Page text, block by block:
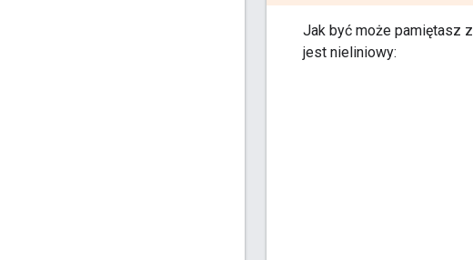
Jak być może pamiętasz z
jest nieliniowy: